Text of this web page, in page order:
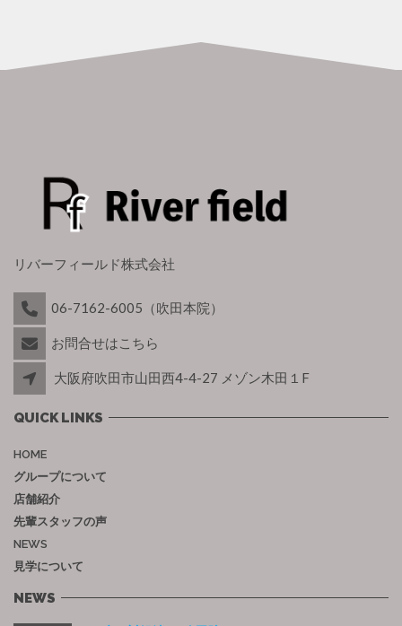
リバーフィールド株式会社
06-7162-6005（吹田本院）
お問合せはこちら
大阪府吹田市山田西4-4-27 メゾン木田１F
QUICK LINKS
HOME
グループについて
店舗紹介
先輩スタッフの声
NEWS
見学について
NEWS